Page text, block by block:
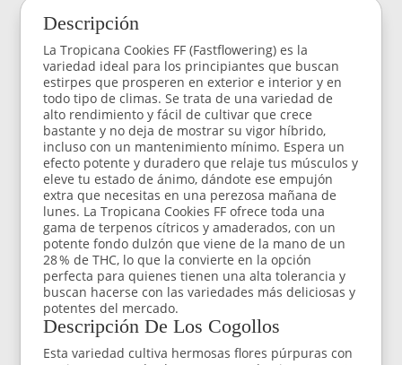
Cookies
Flowering
3+2
cantidad
Descripción
La Tropicana Cookies FF (Fastflowering) es la
variedad ideal para los principiantes que buscan
estirpes que prosperen en exterior e interior y en
todo tipo de climas. Se trata de una variedad de
alto rendimiento y fácil de cultivar que crece
bastante y no deja de mostrar su vigor híbrido,
incluso con un mantenimiento mínimo. Espera un
efecto potente y duradero que relaje tus músculos y
eleve tu estado de ánimo, dándote ese empujón
extra que necesitas en una perezosa mañana de
lunes. La Tropicana Cookies FF ofrece toda una
gama de terpenos cítricos y amaderados, con un
potente fondo dulzón que viene de la mano de un
28 % de THC, lo que la convierte en la opción
perfecta para quienes tienen una alta tolerancia y
buscan hacerse con las variedades más deliciosas y
potentes del mercado.
Descripción De Los Cogollos
Esta variedad cultiva hermosas flores púrpuras con